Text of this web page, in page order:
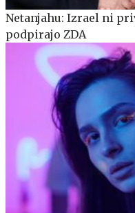
Netanjahu: Izrael ni
podpirajo ZDA